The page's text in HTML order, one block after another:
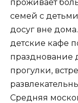
проживает
семей с
досуг вне
детские кафе
празднование
прогулки,
Средняя